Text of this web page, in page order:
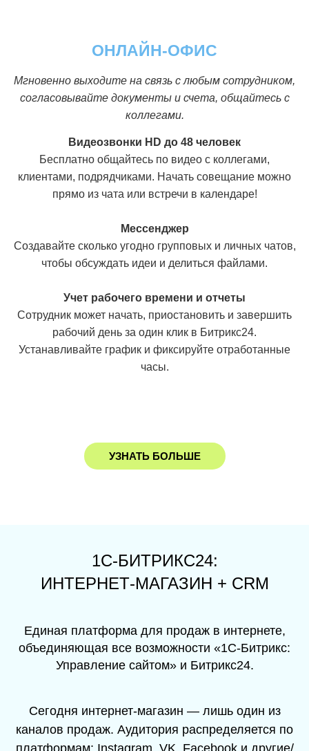
ОНЛАЙН-ОФИС
Мгновенно выходите на связь с любым сотрудником,
согласовывайте документы и счета, общайтесь с
коллегами.
Видеозвонки HD до 48 человек
Бесплатно общайтесь по видео с коллегами,
клиентами, подрядчиками. Начать совещание можно
прямо из чата или встречи в календаре!
Мессенджер
Создавайте сколько угодно групповых и личных чатов,
чтобы обсуждать идеи и делиться файлами.
Учет рабочего времени и отчеты
Сотрудник может начать, приостановить и завершить
рабочий день за один клик в Битрикс24.
Устанавливайте график и фиксируйте отработанные
часы.
УЗНАТЬ БОЛЬШЕ
1С-БИТРИКС24:
ИНТЕРНЕТ-МАГАЗИН + CRM
Единая платформа для продаж в интернете,
объединяющая все возможности «1С-Битрикс:
Управление сайтом» и Битрикс24.
Сегодня интернет-магазин — лишь один из
каналов продаж. Аудитория распределяется по
платформам: Instagram, VK, Facebook и другие/